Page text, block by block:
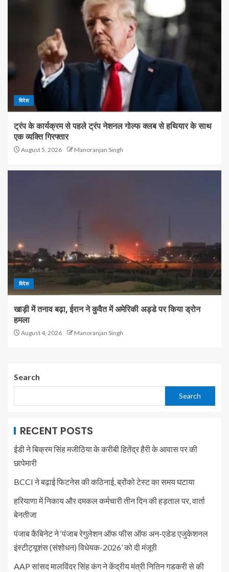
विदेश
ट्रंप के कार्यक्रम से पहले ट्रंप नेशनल गोल्फ क्लब से हथियार के साथ
एक व्यक्ति गिरफ्तार
August 5, 2026 Manoranjan Singh
विदेश
खाड़ी में तनाव बढ़ा, ईरान ने कुवैत में अमेरिकी अड्डे पर किया ड्रोन
हमला
August 4, 2026 Manoranjan Singh
Search
Search
RECENT POSTS
ईडी ने बिक्रम सिंह मजीठिया के करीबी हितेंद्र हैरी के आवास पर की
छापेमारी
BCCI ने बढ़ाई फिटनेस की कठिनाई, ब्रोंको टेस्ट का समय घटाया
हरियाणा में निकाय और दमकल कर्मचारी तीन दिन की हड़ताल पर, वार्ता
बेनतीजा
पंजाब कैबिनेट ने ‘पंजाब रेगुलेशन ऑफ फीस ऑफ अन-एडेड एजुकेशनल
इंस्टीट्यूशंस (संशोधन) विधेयक-2026’ को दी मंजूरी
AAP सांसद मालविंदर सिंह कंग ने केंद्रीय मंत्री नितिन गडकरी से की